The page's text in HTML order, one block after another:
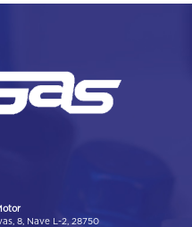
8, Nave L-2, 28750